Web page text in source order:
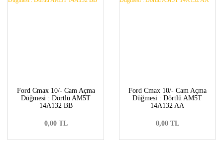
Ford Cmax 10/- Cam Açma
Düğmesi : Dörtlü AM5T
14A132 BB
0,00 TL
Ford Cmax 10/- Cam Açma
Düğmesi : Dörtlü AM5T
14A132 AA
0,00 TL